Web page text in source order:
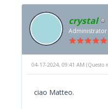
crystal
Administrator
04-17-2024, 09:41 AM (Questo
ciao Matteo.